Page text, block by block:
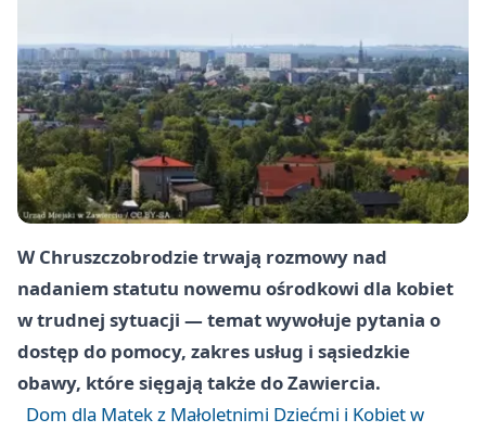
W Chruszczobrodzietrwają rozmowy nad
nadaniem statutu nowemu ośrodkowi dla kobiet
w trudnej sytuacji — temat wywołuje pytania o
dostęp do pomocy, zakres usług i sąsiedzkie
obawy, które sięgają także doZawiercia.
Dom dla Matek z Małoletnimi Dziećmi i Kobiet w